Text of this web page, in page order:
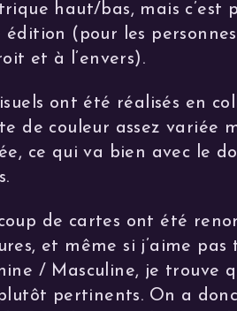
haut/bas, mais c’est
édition (pour les
et à l’envers).
ont été réalisés en
de couleur assez variée
ce qui va bien avec le
de cartes ont été
et même si j’aime pas
/ Masculine, je trouve
pertinents. On a